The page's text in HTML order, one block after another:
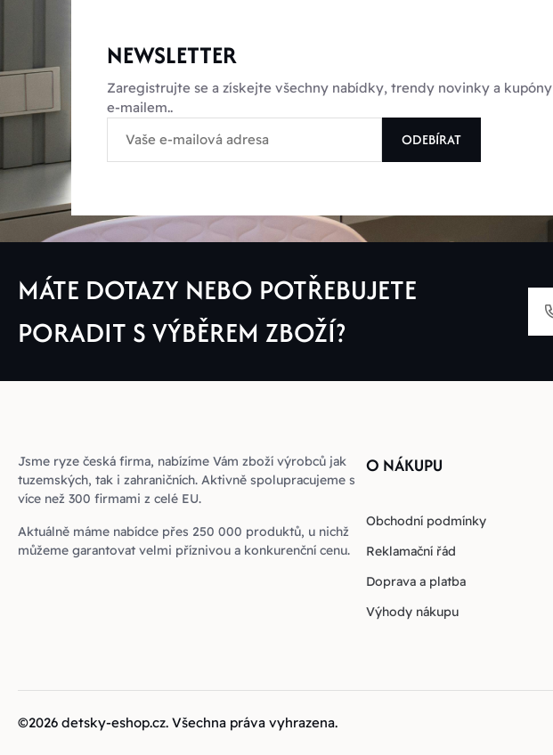
NEWSLETTER
Zaregistrujte se a získejte všechny nabídky, trendy novinky a kupóny
e-mailem..
ODEBÍRAT
MÁTE DOTAZY NEBO POTŘEBUJETE
PORADIT S VÝBĚREM ZBOŽÍ?
Jsme ryze česká firma, nabízíme Vám zboží výrobců jak
tuzemských, tak i zahraničních. Aktivně spolupracujeme s
více než 300 firmami z celé EU.
Aktuálně máme nabídce přes 250 000 produktů, u nichž
můžeme garantovat velmi příznivou a konkurenční cenu.
O NÁKUPU
Obchodní podmínky
Reklamační řád
Doprava a platba
Výhody nákupu
©2026 detsky-eshop.cz. Všechna práva vyhrazena.